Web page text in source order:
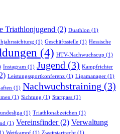
Triathlonjugend (2) Duathlon (1)
(1) Geschäftsstelle (1) Hessische
(4) HTV-Nachwuchscup (1)
Instagram (1) Jugend (3) Kampfrichter
Leistungssportkonferenz (1) Ligamanager (1)
(1) Nachwuchstraining (3)
(1) Sichtung (1) Startpass (1)
(1) Triathlonabzeichen (1)
(1) Vereinsfinder(2) Verwaltung
Wettkampf (1) Zweitstartrecht (1)